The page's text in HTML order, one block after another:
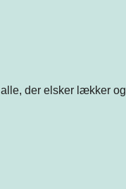
der elsker lækker